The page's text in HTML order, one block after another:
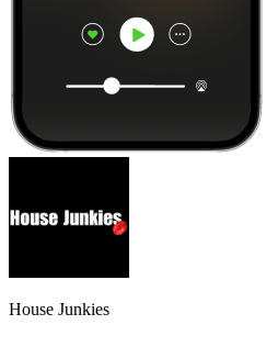
House Junkies